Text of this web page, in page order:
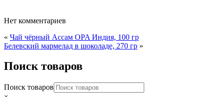
Нет комментариев
« Чай чёрный Ассам OPA Индия, 100 гр
Белевский мармелад в шоколаде, 270 гр »
Поиск товаров
Поиск товаров